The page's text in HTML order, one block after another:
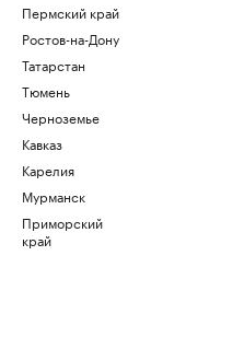
Пермский край
Ростов-на-Дону
Татарстан
Тюмень
Черноземье
Кавказ
Карелия
Мурманск
Приморский
край